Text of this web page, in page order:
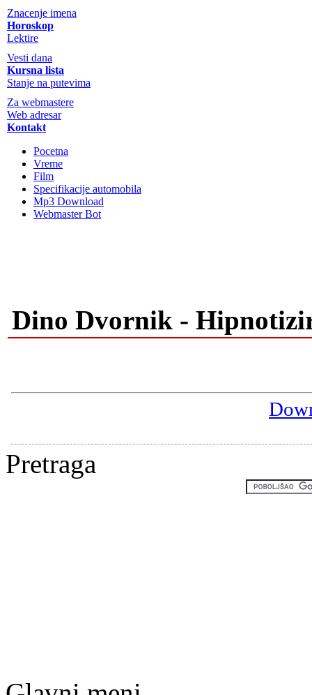
Znacenje imena
Horoskop
Lektire
Vesti dana
Kursna lista
Stanje na putevima
Za webmastere
Web adresar
Kontakt
Pocetna
Vreme
Film
Specifikacije automobila
Mp3 Download
Webmaster Bot
Dino Dvornik -
Pretraga